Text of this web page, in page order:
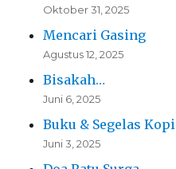
Oktober 31, 2025
Mencari Gasing
Agustus 12, 2025
Bisakah…
Juni 6, 2025
Buku & Segelas Kopi
Juni 3, 2025